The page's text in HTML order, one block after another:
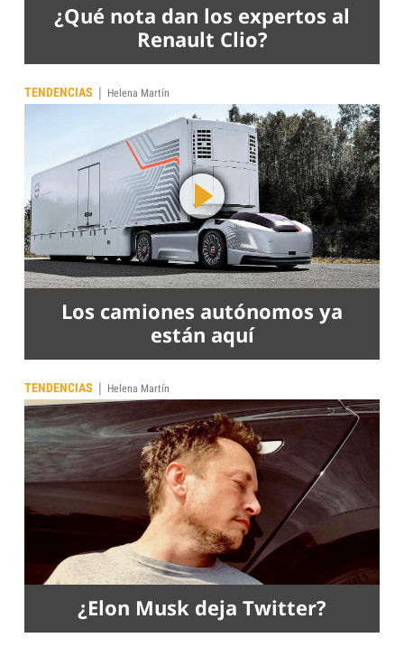
¿Qué nota dan los expertos al
Renault Clio?
TENDENCIAS | Helena Martín
Los camiones autónomos ya
están aquí
TENDENCIAS | Helena Martín
¿Elon Musk deja Twitter?